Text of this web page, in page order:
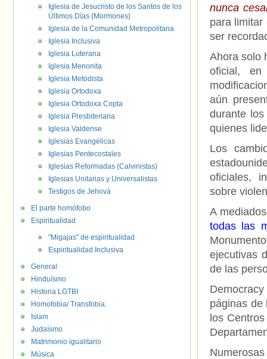
nunca
para limitar
ser
Ahora solo
oficial,
aún
durante
quienes
Los
oficiales,
sobre
A
todas las
ejecutivas
de las
páginas de
los
Iglesia de Jesucristo de los Santos de los
Últimos Días (Mormones)
Iglesia de la Comunidad Metropolitana
Iglesia Inclusiva
Iglesia Luterana
Iglesia Menonita
Iglesia Metodista
Iglesia Ortodoxa
Iglesia Ortodoxa Copta
Iglesia Presbiteriana
Iglesia Valdense
Iglesias Evangélicas
Iglesias Pentecostales
Iglesias Reformadas (Calvinistas)
Iglesias Unitarias y Universalistas
Testigos de Jehová
El parte homófobo
Espiritualidad
"Migajas" de espiritualidad
Espiritualidad Inclusiva
General
Hinduísmo
Historia LGTBI
Homofobia/ Transfobia.
Islam
Judaísmo
Matrimonio igualitario
Música